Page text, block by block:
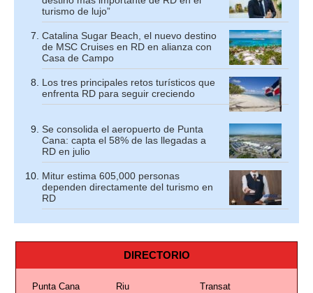
turismo de lujo”
Catalina Sugar Beach, el nuevo destino
de MSC Cruises en RD en alianza con
Casa de Campo
Los tres principales retos turísticos que
enfrenta RD para seguir creciendo
Se consolida el aeropuerto de Punta
Cana: capta el 58% de las llegadas a
RD en julio
Mitur estima 605,000 personas
dependen directamente del turismo en
RD
DIRECTORIO
Punta Cana Riu
Transat